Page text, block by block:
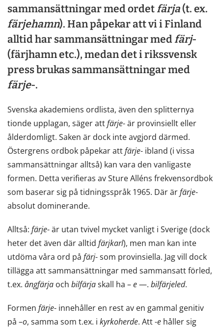
sammansättningar med ordetfärja(t. ex.
färjehamn). Han påpekar att vi i Finland
alltid har sammansättningar medfärj-
(färjhamn etc.), medan det i rikssvensk
press brukas sammansättningar med
färje-.
Svenska akademiens ordlista, även den splitternya
tionde upplagan, säger attfärje- är provinsiellt eller
ålderdomligt. Saken är dock inte avgjord därmed.
Östergrens ordbok påpekar attfärje- ibland (i vissa
sammansättningar alltså) kan vara den vanligaste
formen. Detta verifieras av Sture Alléns frekvensordbok
som baserar sig på tidningsspråk 1965. Där ärfärje-
absolut dominerande.
Alltså: färje- är utan tvivel mycket vanligt i Sverige (dock
heter det även där alltid färjkarl), men man kan inte
utdöma våra ord på färj- som provinsiella. Jag vill dock
tillägga att sammansättningar med sammansatt förled,
t.ex. ångfärja och bilfärjaskall ha –e—. bilfärjeled.
Formen färje- innehåller en rest av en gammal genitiv
på –o, samma som t.ex. i kyrkoherde. Att -e håller sig